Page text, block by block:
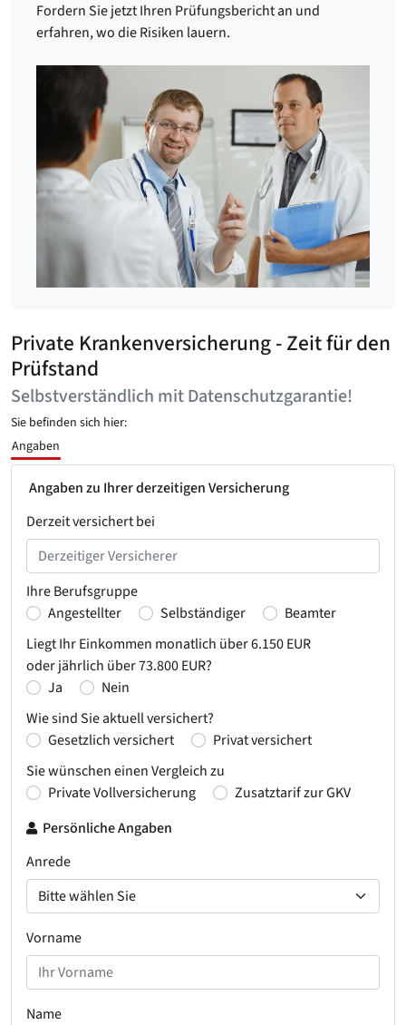
Fordern Sie jetzt Ihren Prüfungsbericht an und
erfahren, wo die Risiken lauern.
Private Krankenversicherung - Zeit für den
Prüfstand
Selbstverständlich mit Datenschutzgarantie!
Sie befinden sich hier:
Angaben
Angaben zu Ihrer derzeitigen Versicherung
Derzeit versichert bei
Ihre Berufsgruppe
Angestellter
Selbständiger
Beamter
Liegt Ihr Einkommen monatlich über 6.150 EUR
oder jährlich über 73.800 EUR?
Ja
Nein
Wie sind Sie aktuell versichert?
Gesetzlich versichert
Privat versichert
Sie wünschen einen Vergleich zu
Private Vollversicherung
Zusatztarif zur GKV
Persönliche Angaben
Anrede
Vorname
Name